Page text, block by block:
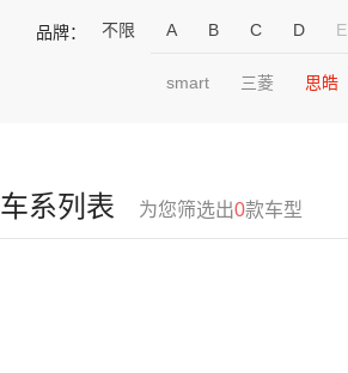
品牌： 不限 A B C D E
smart 三菱 思皓
车系列表 为您筛选出0款车型